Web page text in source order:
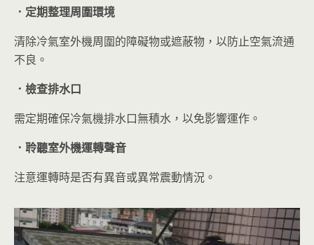
．定期整理周圍環境
清除冷氣室外機周圍的障礙物或遮蔽物，以防止空氣流通
不良。
．檢查排水口
需定期確保冷氣機排水口無積水，以免影響運作。
．聆聽室外機運轉聲音
注意運轉時是否有異音或異常震動情況。